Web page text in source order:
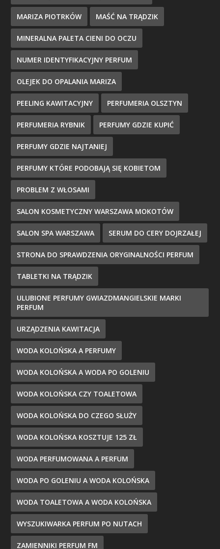
MARIZA PIOTRKÓW MAŚĆ NA TRĄDZIK
MINERALNA PALETA CIENI DO OCZU
NUMER IDENTYFIKACYJNY PERFUM
OLEJEK DO OPALANIA MARIZA
PEELING KAWITACYJNY PERFUMERIA OLSZTYN
PERFUMERIA RYBNIK PERFUMY GDZIE KUPIĆ
PERFUMY GDZIE NAJTANIEJ
PERFUMY KTÓRE PODOBAJĄ SIĘ KOBIETOM
PROBLEM Z WŁOSAMI
SALON KOSMETYCZNY WARSZAWA MOKOTÓW
SALON SPA WARSZAWA SERUM DO CERY DOJRZAŁEJ
STRONA DO SPRAWDZENIA ORYGINALNOŚCI PERFUM
TABLETKI NA TRĄDZIK
ULUBIONE PERFUMY GWIAZDMANGIELSKIE MARKI
PERFUM
URZĄDZENIA KAWITACJA
WODA KOLOŃSKA A PERFUMY
WODA KOLOŃSKA A WODA PO GOLENIU
WODA KOLOŃSKA CZY TOALETOWA
WODA KOLOŃSKA DO CZEGO SŁUŻY
WODA KOLOŃSKA KOSZTUJE 125 ZŁ
WODA PERFUMOWANA A PERFUM
WODA PO GOLENIU A WODA KOLOŃSKA
WODA TOALETOWA A WODA KOLOŃSKA
WYSZUKIWARKA PERFUM PO NUTACH
ZAMIENNIKI PERFUM FM